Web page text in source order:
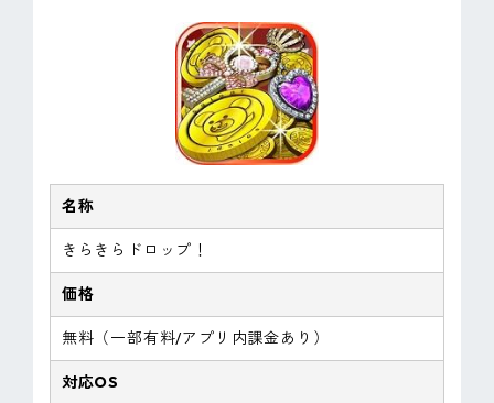
名称
きらきらドロップ！
価格
無料（一部有料/アプリ内課金あり）
対応OS